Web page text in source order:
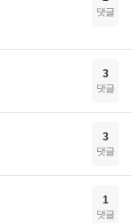
댓글
3
댓글
3
댓글
1
댓글